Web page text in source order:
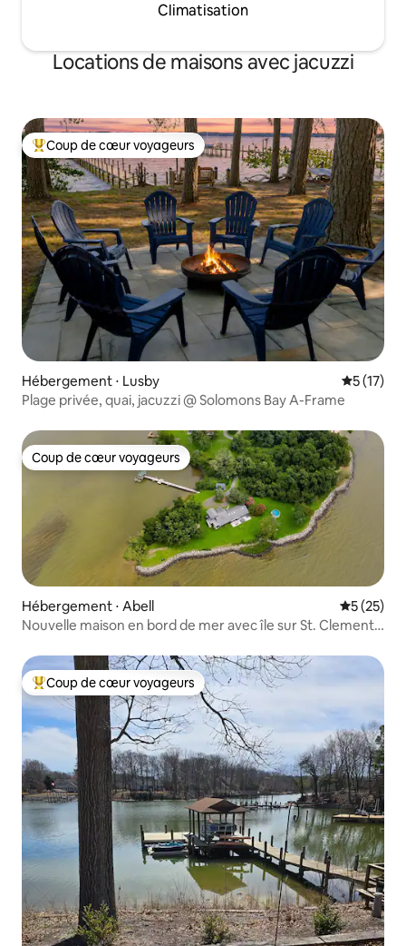
Climatisation
Locations de maisons avec jacuzzi
Coups de cœur voyageurs les plus appréciés
Coup de cœur voyageurs
Hébergement ⋅ Lusby
5 (17)
Plage privée, quai, jacuzzi @ Solomons Bay A-Frame
Coup de cœur voyageurs
Coup de cœur voyageurs
Hébergement ⋅ Abell
5 (25)
Nouvelle maison en bord de mer avec île sur St. Clements
Coups de cœur voyageurs les plus appréciés
Coup de cœur voyageurs